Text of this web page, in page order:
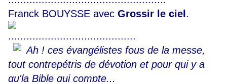
Franck BOUYSSE avec Grossir le ciel .
..........................................
Ah ! ces évangélistes fous de la messe,
tout contrepétris de dévotion et pour qui y a
qu'la Bible qui compte...